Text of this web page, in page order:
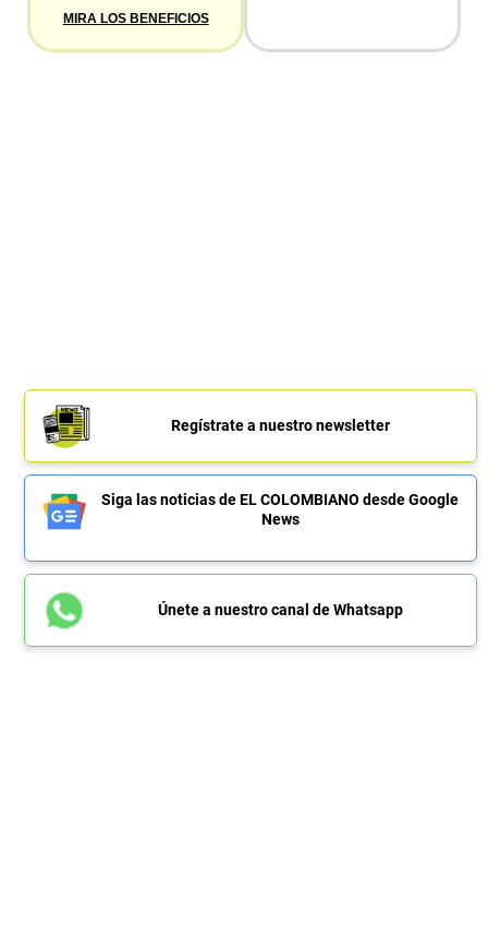
MIRA LOS BENEFICIOS
Regístrate a nuestro newsletter
Siga las noticias de EL COLOMBIANO desde Google
News
Únete a nuestro canal de Whatsapp